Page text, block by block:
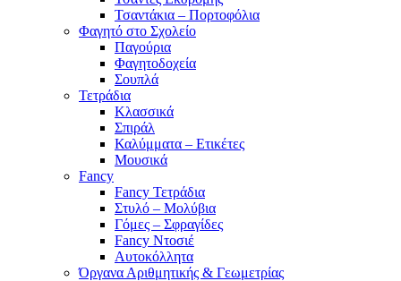
Τσαντάκια – Πορτοφόλια
Φαγητό στο Σχολείο
Παγούρια
Φαγητοδοχεία
Σουπλά
Τετράδια
Κλασσικά
Σπιράλ
Καλύμματα – Ετικέτες
Μουσικά
Fancy
Fancy Τετράδια
Στυλό – Μολύβια
Γόμες – Σφραγίδες
Fancy Ντοσιέ
Αυτοκόλλητα
Όργανα Αριθμητικής & Γεωμετρίας